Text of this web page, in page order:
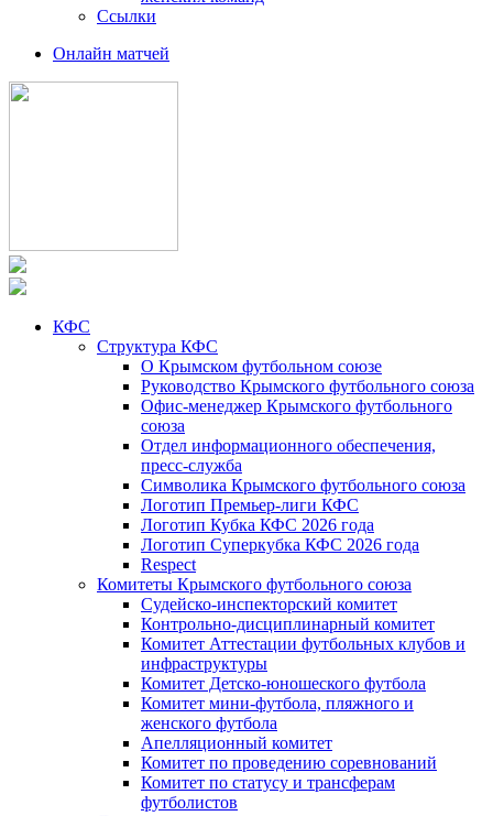
Ссылки
Онлайн матчей
КФС
Структура КФС
О Крымском футбольном союзе
Руководство Крымского футбольного союза
Офис-менеджер Крымского футбольного
союза
Отдел информационного обеспечения,
пресс-служба
Символика Крымского футбольного союза
Логотип Премьер-лиги КФС
Логотип Кубка КФС 2026 года
Логотип Суперкубка КФС 2026 года
Respect
Комитеты Крымского футбольного союза
Судейско-инспекторский комитет
Контрольно-дисциплинарный комитет
Комитет Аттестации футбольных клубов и
инфраструктуры
Комитет Детско-юношеского футбола
Комитет мини-футбола, пляжного и
женского футбола
Апелляционный комитет
Комитет по проведению соревнований
Комитет по статусу и трансферам
футболистов